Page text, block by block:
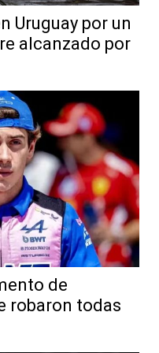
Uruguay por un
alcanzado por
de
robaron todas